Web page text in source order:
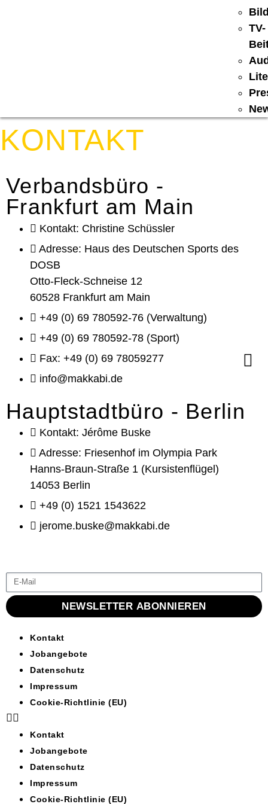
TV-
KONTAKT
Verbandsbüro -
Frankfurt am Main
Kontakt: Christine Schüssler
Adresse: Haus des Deutschen Sports des
DOSB
Otto-Fleck-Schneise 12
60528 Frankfurt am Main
+49 (0) 69 780592-76 (Verwaltung)
+49 (0) 69 780592-78 (Sport)
Fax: +49 (0) 69 78059277
info@makkabi.de
Hauptstadtbüro - Berlin
Kontakt: Jérôme Buske
Adresse: Friesenhof im Olympia Park
Hanns-Braun-Straße 1 (Kursistenflügel)
14053 Berlin
+49 (0) 1521 1543622
jerome.buske@makkabi.de
NEWSLETTER ABONNIEREN
Kontakt
Jobangebote
Datenschutz
Impressum
Cookie-Richtlinie (EU)
Kontakt
Jobangebote
Datenschutz
Impressum
Cookie-Richtlinie (EU)